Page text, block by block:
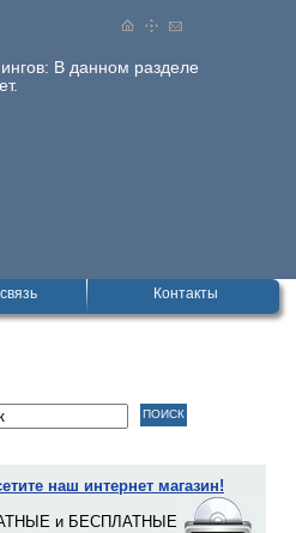
В данном разделе
Контакты
наш интернет магазин!
и БЕСПЛАТНЫЕ